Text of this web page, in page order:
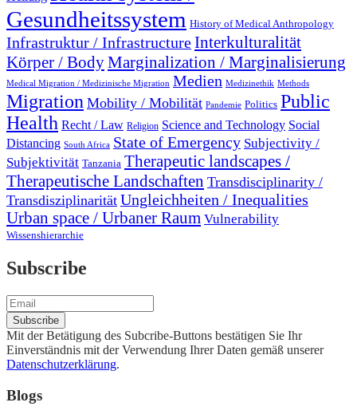
Gesundheitssystem History of Medical Anthropology
Infrastruktur / InfrastructureInterkulturalität
Körper / BodyMarginalization / Marginalisierung
Medical Migration / Medizinische Migration Medien Medizinethik Methods
Migration Mobility / Mobilität Pandemie Politics Public
Health Recht / Law Religion Science and Technology Social
Distancing South Africa State of Emergency Subjectivity /
Subjektivität Tanzania Therapeutic landscapes /
Therapeutische Landschaften Transdisciplinarity /
Transdisziplinarität Ungleichheiten / Inequalities
Urban space / Urbaner Raum Vulnerability
Wissenshierarchie
Subscribe
Mit der Betätigung des Subcribe-Buttons bestätigen Sie Ihr
Einverständnis mit der Verwendung Ihrer Daten gemäß unserer
Datenschutzerklärung.
Blogs